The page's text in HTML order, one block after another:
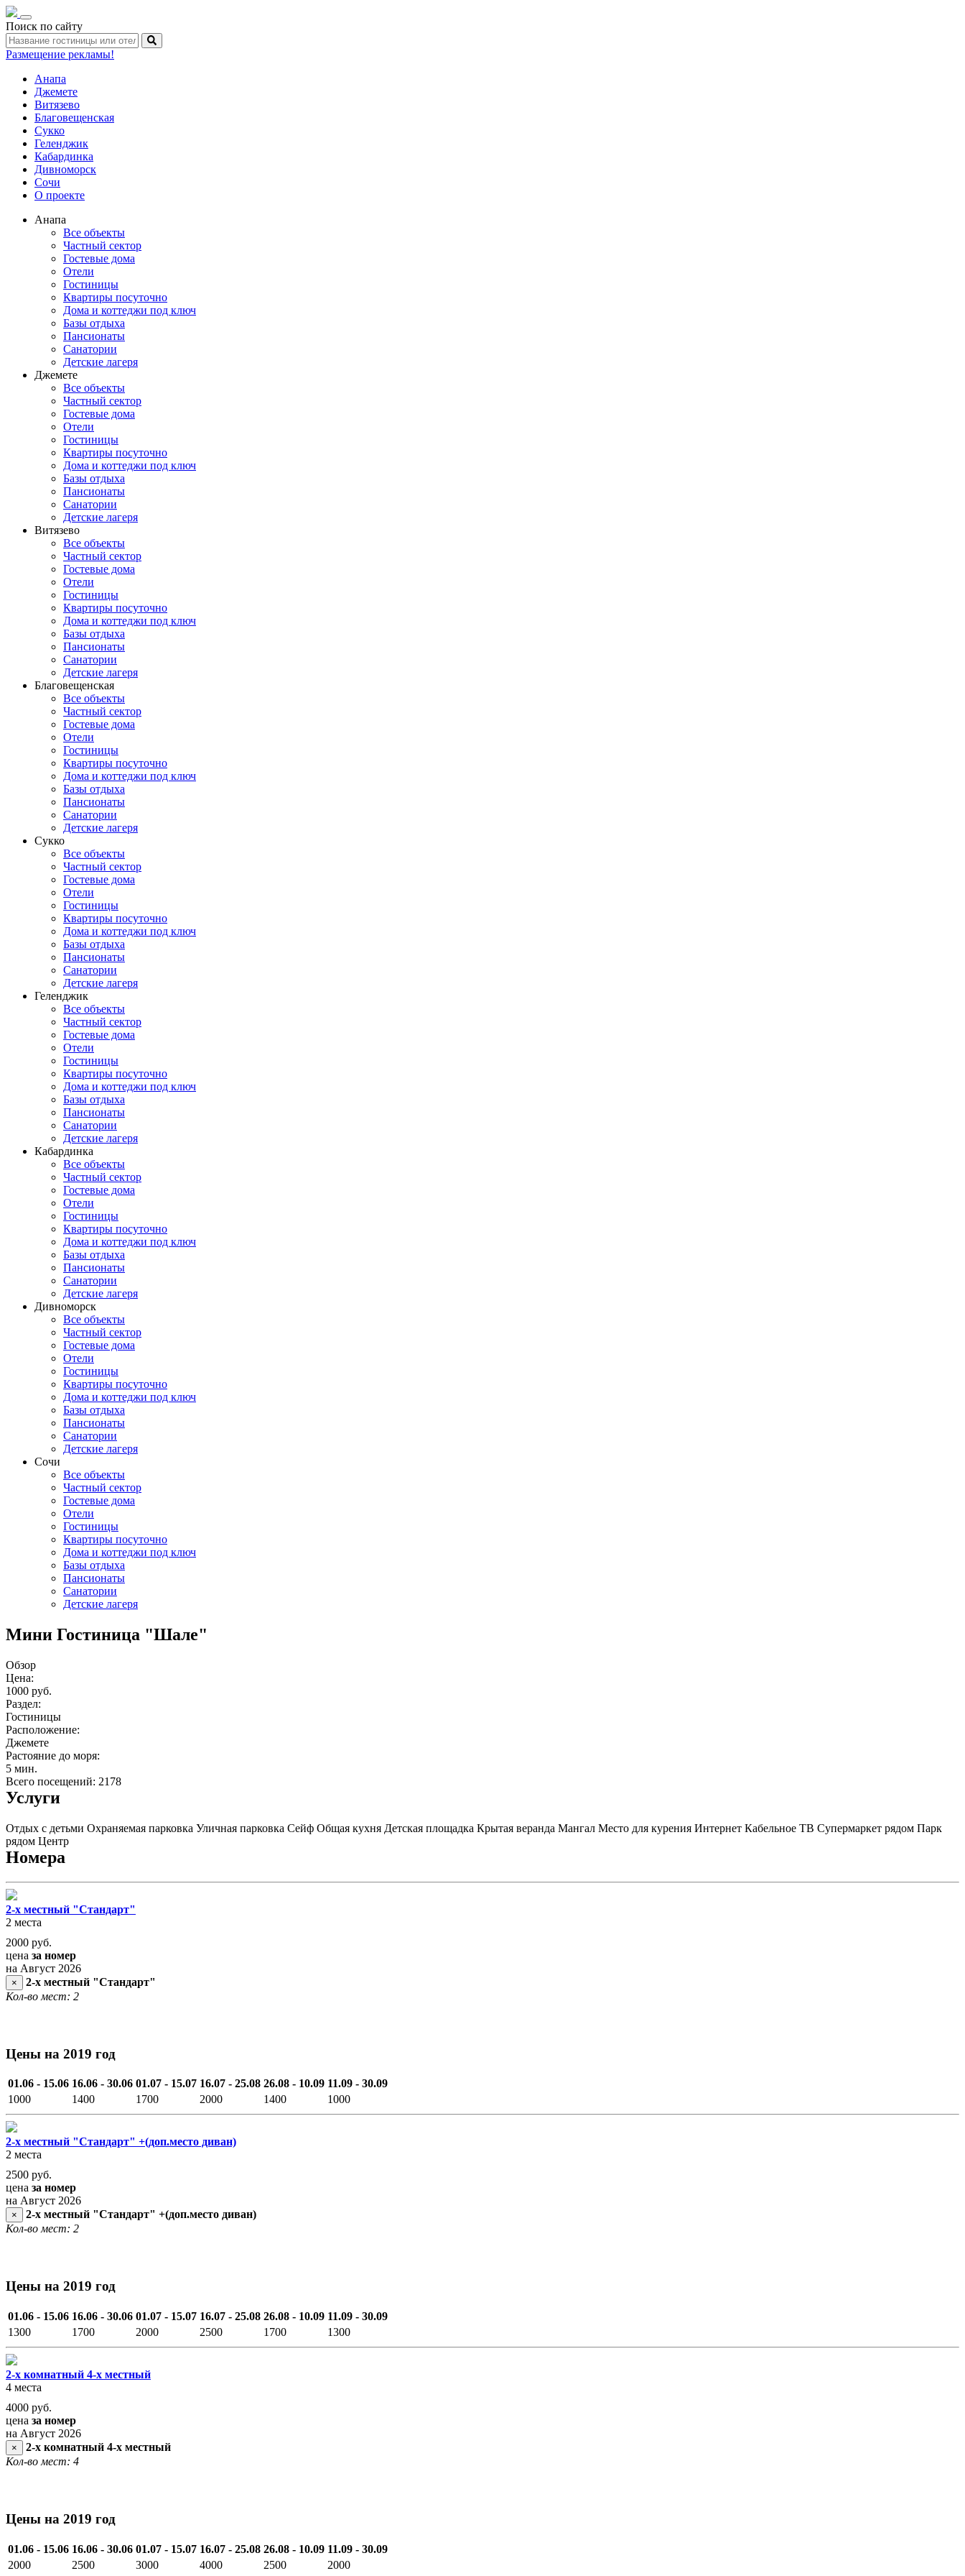
Toggle
navigation
Поиск по сайту
Размещение рекламы!
Анапа
Джемете
Витязево
Благовещенская
Сукко
Геленджик
Кабардинка
Дивноморск
Сочи
О проекте
Анапа
Все объекты
Частный сектор
Гостевые дома
Отели
Гостиницы
Квартиры посуточно
Дома и коттеджи под ключ
Базы отдыха
Пансионаты
Санатории
Детские лагеря
Джемете
Все объекты
Частный сектор
Гостевые дома
Отели
Гостиницы
Квартиры посуточно
Дома и коттеджи под ключ
Базы отдыха
Пансионаты
Санатории
Детские лагеря
Витязево
Все объекты
Частный сектор
Гостевые дома
Отели
Гостиницы
Квартиры посуточно
Дома и коттеджи под ключ
Базы отдыха
Пансионаты
Санатории
Детские лагеря
Благовещенская
Все объекты
Частный сектор
Гостевые дома
Отели
Гостиницы
Квартиры посуточно
Дома и коттеджи под ключ
Базы отдыха
Пансионаты
Санатории
Детские лагеря
Сукко
Все объекты
Частный сектор
Гостевые дома
Отели
Гостиницы
Квартиры посуточно
Дома и коттеджи под ключ
Базы отдыха
Пансионаты
Санатории
Детские лагеря
Геленджик
Все объекты
Частный сектор
Гостевые дома
Отели
Гостиницы
Квартиры посуточно
Дома и коттеджи под ключ
Базы отдыха
Пансионаты
Санатории
Детские лагеря
Кабардинка
Все объекты
Частный сектор
Гостевые дома
Отели
Гостиницы
Квартиры посуточно
Дома и коттеджи под ключ
Базы отдыха
Пансионаты
Санатории
Детские лагеря
Дивноморск
Все объекты
Частный сектор
Гостевые дома
Отели
Гостиницы
Квартиры посуточно
Дома и коттеджи под ключ
Базы отдыха
Пансионаты
Санатории
Детские лагеря
Сочи
Все объекты
Частный сектор
Гостевые дома
Отели
Гостиницы
Квартиры посуточно
Дома и коттеджи под ключ
Базы отдыха
Пансионаты
Санатории
Детские лагеря
Мини Гостиница "Шале"
Обзор
Цена:
1000 руб.
Раздел:
Гостиницы
Расположение:
Джемете
Растояние до моря:
5 мин.
Всего посещений: 2178
Услуги
Отдых с детьми Охраняемая парковка Уличная парковка Сейф Общая кухня Детская площадка Крытая веранда Мангал Место для курения Интернет Кабельное ТВ Супермаркет рядом Парк
рядом Центр
Номера
2-х местный "Стандарт"
2 места
2000 руб.
цена за номер
на Август 2026
×
2-х местный "Стандарт"
Кол-во мест: 2
Цены на 2019 год
01.06 - 15.06 16.06 - 30.06 01.07 - 15.07 16.07 - 25.08 26.08 - 10.09 11.09 - 30.09
1000
1400 1700 2000 1400 1000
2-х местный "Стандарт" +(доп.место диван)
2 места
2500 руб.
цена за номер
на Август 2026
×
2-х местный "Стандарт" +(доп.место диван)
Кол-во мест: 2
Цены на 2019 год
01.06 - 15.06 16.06 - 30.06 01.07 - 15.07 16.07 - 25.08 26.08 - 10.09 11.09 - 30.09
1300
1700 2000 2500 1700 1300
2-х комнатный 4-х местный
4 места
4000 руб.
цена за номер
на Август 2026
×
2-х комнатный 4-х местный
Кол-во мест: 4
Цены на 2019 год
01.06 - 15.06 16.06 - 30.06 01.07 - 15.07 16.07 - 25.08 26.08 - 10.09 11.09 - 30.09
2000
2500 3000 4000 2500 2000